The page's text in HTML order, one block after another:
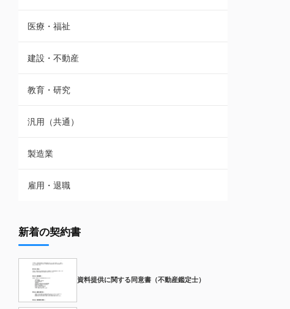
医療・福祉
建設・不動産
教育・研究
汎用（共通）
製造業
雇用・退職
新着の契約書
資料提供に関する同意書（不動産鑑定士）